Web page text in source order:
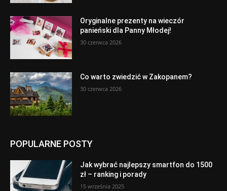
Oryginalne prezenty na wieczór
panieński dla Panny Młodej!
30 czerwca 2026
Co warto zwiedzić w Zakopanem?
30 czerwca 2026
POPULARNE POSTY
Jak wybrać najlepszy smartfon do 1500
zł – ranking i porady
15 września 2025